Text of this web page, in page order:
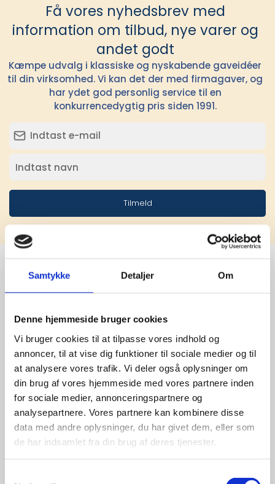
Samtykke Detaljer Om
Denne hjemmeside bruger cookies
Vi bruger cookies til at tilpasse vores indhold og
annoncer, til at vise dig funktioner til sociale medier og til
at analysere vores trafik. Vi deler også oplysninger om
din brug af vores hjemmeside med vores partnere inden
for sociale medier, annonceringspartnere og
analysepartnere. Vores partnere kan kombinere disse
data med andre oplysninger, du har givet dem, eller som
de har indsamlet fra din brug af deres tjenester.
Få vores nyhedsbrev med
information om tilbud, nye varer og
andet godt
Kæmpe udvalg i klassiske og nyskabende gaveidéer
til din virksomhed. Vi kan det der med firmagaver, og
har ydet god personlig service til en
konkurrencedygtig pris siden 1991.
Tilmeld
Stærke
leverandører
giver større
udvalg
For at sikre høj kvalitet og stor
leveringssikkerhed samarbejder vi
med de største og mest
anerkendte leverandører inden for
promotion.